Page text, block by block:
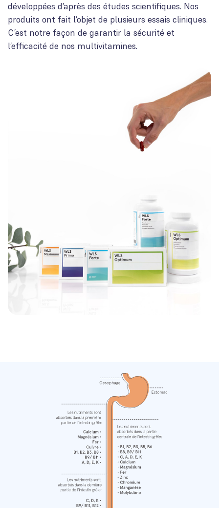
développées d’après des études scientifiques. Nos
produits ont fait l’objet de plusieurs essais cliniques.
C’est notre façon de garantir la sécurité et
l’efficacité de nos multivitamines.